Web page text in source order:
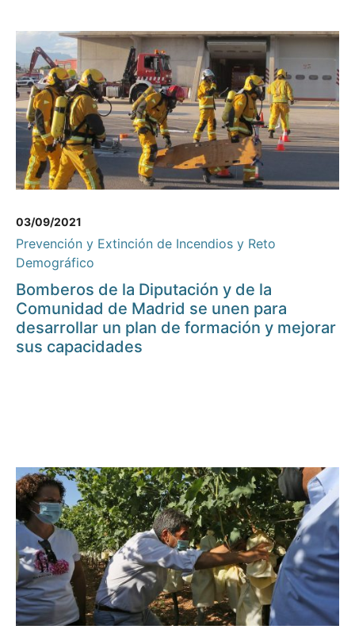
03/09/2021
Prevención y Extinción de Incendios y Reto
Demográfico
Bomberos de la Diputación y de la
Comunidad de Madrid se unen para
desarrollar un plan de formación y mejorar
sus capacidades